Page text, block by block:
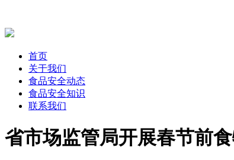
首页
关于我们
食品安全动态
食品安全知识
联系我们
省市场监管局开展春节前